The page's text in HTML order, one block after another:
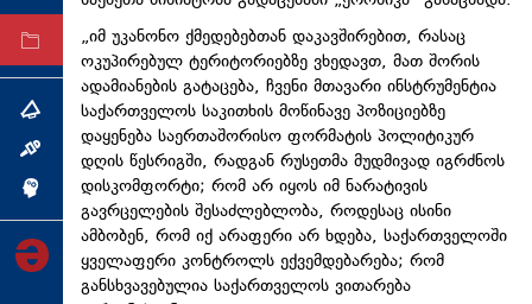
არქივი
თემა
ინტერვიუ
ინქვიზიცია
„იმ უკანონო ქმედებებთან დაკავშირებით, რასაც
ოკუპირებულ ტერიტორიებზე ვხედავთ, მათ შორის
ადამიანების გატაცება, ჩვენი მთავარი ინსტრუმენტია
საქართველოს საკითხის მოწინავე პოზიციებზე
დაყენება საერთაშორისო ფორმატის პოლიტიკურ
დღის წესრიგში, რადგან რუსეთმა მუდმივად იგრძნოს
დისკომფორტი; რომ არ იყოს იმ ნარატივის
გავრცელების შესაძლებლობა, როდესაც ისინი
ამბობენ, რომ იქ არაფერი არ ხდება, საქართველოში
ყველაფერი კონტროლს ექვემდებარება; რომ
განსხვავებულია საქართველოს ვითარება